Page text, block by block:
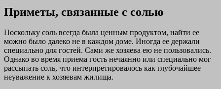
Приметы, связанные с солью
Поскольку соль всегда была ценным продуктом, найти ее
можно было далеко не в каждом доме. Иногда ее держали
специально для гостей. Сами же хозяева ею не пользовались.
Однако во время приема гость нечаянно или специально мог
рассыпать соль, что интерпретировалось как глубочайшее
неуважение к хозяевам жилища.